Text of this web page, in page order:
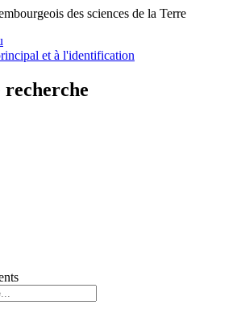
des sciences de la Terre
et à l'identification